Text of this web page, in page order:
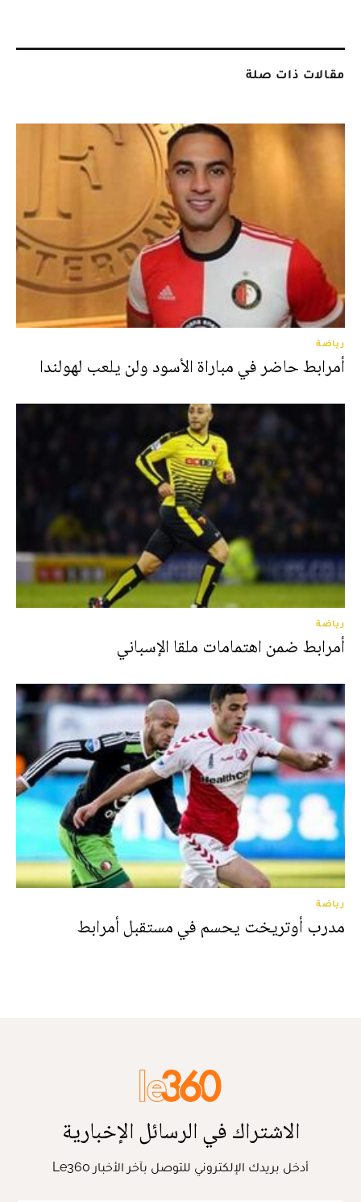
مقالات ذات صلة
رياضة
أمرابط حاضر في مباراة الأسود ولن يلعب لهولندا
رياضة
أمرابط ضمن اهتمامات ملقا الإسباني
رياضة
مدرب أوتريخت يحسم في مستقبل أمرابط
الاشتراك في الرسائل الإخبارية
أدخل بريدك الإلكتروني للتوصل بآخر الأخبار Le360